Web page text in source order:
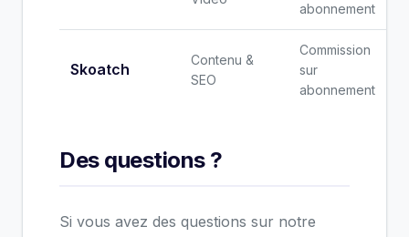
abonnement
Skoatch
Contenu &
SEO
Commission
sur
abonnement
Des questions ?
Si vous avez des questions sur notre